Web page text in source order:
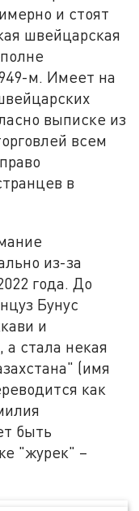
и стоят
швейцарская
м. Имеет на
выписке из
всем
в
из-за
года. До
Бунус
и
стала некая
(имя
как
быть
"журек" –